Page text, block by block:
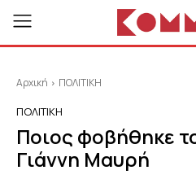
Αρχική ΠΟΛΙΤΙΚΗ
ΠΟΛΙΤΙΚΗ
Ποιος φοβήθηκε
Γιάννη Μαυρή